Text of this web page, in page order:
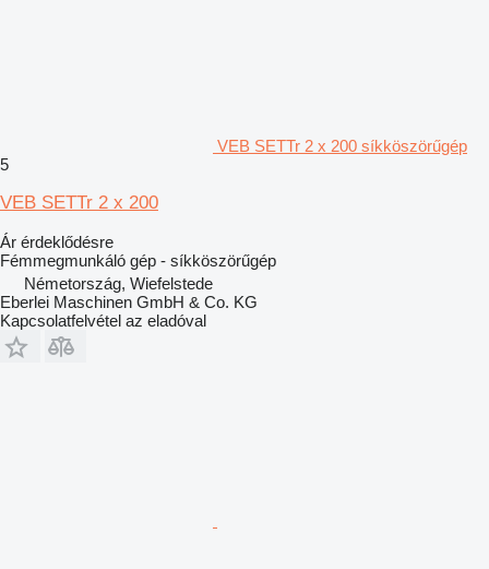
VEB SETTr 2 x 200 síkköszörűgép
5
VEB SETTr 2 x 200
Ár érdeklődésre
Fémmegmunkáló gép - síkköszörűgép
Németország, Wiefelstede
Eberlei Maschinen GmbH & Co. KG
Kapcsolatfelvétel az eladóval